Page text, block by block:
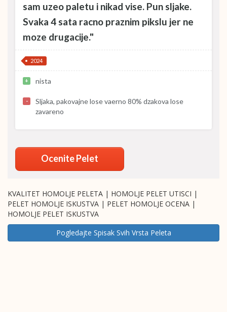
sam uzeo paletu i nikad vise. Pun sljake.
Svaka 4 sata racno praznim pikslu jer ne
moze drugacije."
2024
+ nista
-
Sljaka, pakovajne lose vaerno 80% dzakova lose
zavareno
Ocenite Pelet
KVALITET HOMOLJE PELETA | HOMOLJE PELET UTISCI |
PELET HOMOLJE ISKUSTVA | PELET HOMOLJE OCENA |
HOMOLJE PELET ISKUSTVA
Pogledajte Spisak Svih Vrsta Peleta